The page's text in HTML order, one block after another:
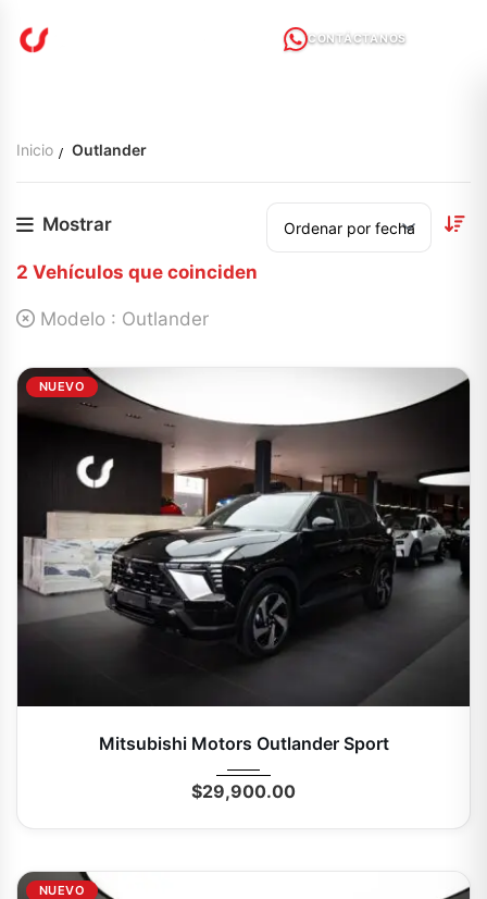
CONTÁCTANOS
Inicio Outlander
Mostrar
2 Vehículos que coinciden
Modelo : Outlander
NUEVO
Mitsubishi Motors Outlander Sport
$29,900.00
NUEVO